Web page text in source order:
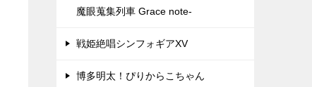
魔眼蒐集列車 Grace note-
戦姫絶唱シンフォギアXV
博多明太！ぴりからこちゃん